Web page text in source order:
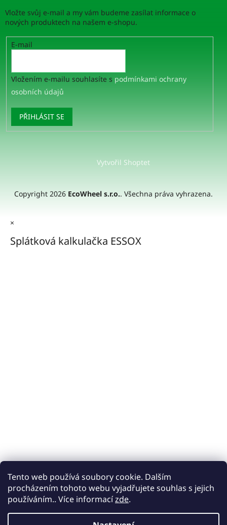
Tento web používá soubory cookie. Dalším
procházením tohoto webu vyjadřujete souhlas s jejich
používáním.. Více informacízde.
Vložte svůj e-mail a my vám budeme zasílat informace o
nových produktech na našem e-shopu.
E-mail
Vložením e-mailu souhlasíte s podmínkami ochrany
osobních údajů
PŘIHLÁSIT SE
Vytvořil Shoptet
Copyright 2026 EcoWheel s.r.o.. Všechna práva vyhrazena.
×
Splátková kalkulačka ESSOX